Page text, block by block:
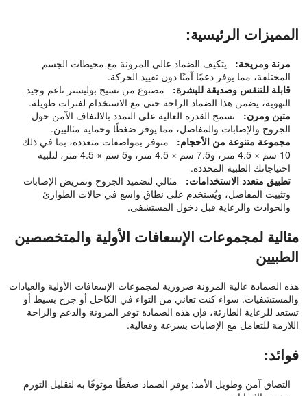
المميزات الرئيسية:
مرنة ومريحة:
يتكيف الضماد عالي المرونة مع محيطات الجسم
المختلفة، مما يوفر دعمًا آمنًا دون تقييد الحركة.
قابلة للتنفس وصديقة للبشرة:
مصنوع من نسيج بوليستر ناعم وجيد
التهوية، يضمن هذا الضماد الراحة حتى مع الاستخدام لفترات طويلة.
متين ومرن:
تسمح القدرة العالية على التمدد بالالتفاف الآمن حول
الجروح والإصابات والمفاصل، مما يوفر ضغطًا وحماية مثاليين.
مجموعة متنوعة من الأحجام:
متوفر بمواصفات متعددة، بما في ذلك
10 سم × 4.5 متر، و7.5 سم × 4.5 متر، و5 سم × 4.5 متر، لتلبية
احتياجاتك الطبية المحددة.
تطبيق متعدد الاستخدامات:
مثالي لتضميد الجروح وتمريض الإصابات
وتثبيت المفاصل، ويُستخدم على نطاق واسع في حالات الطوارئ
والحوادث والرعاية قبل دخول المستشفى.
مثالية لمجموعات الإسعافات الأولية والمتخصصين
الطبيين
هذه الضمادة عالية المرونة ضرورية لمجموعات الإسعافات الأولية والعيادات
والمستشفيات. سواء كنت تعاني من التواء في الكاحل أو جرح بسيط أو
تستعد للرعاية الطارئة، فإن هذه الضمادة توفر المرونة والدعم والراحة
اللازمة للتعامل مع الإصابات بسرعة وفعالية.
فوائد:
التصاق آمن وطويل الأمد: يوفر الضماد ضغطًا موثوقًا به لتقليل التورم